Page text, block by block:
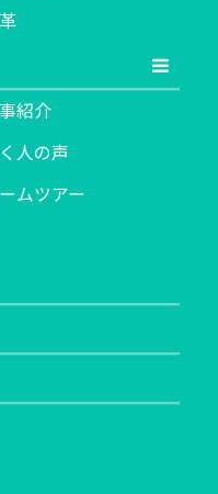
紹介
人の声
ムツアー